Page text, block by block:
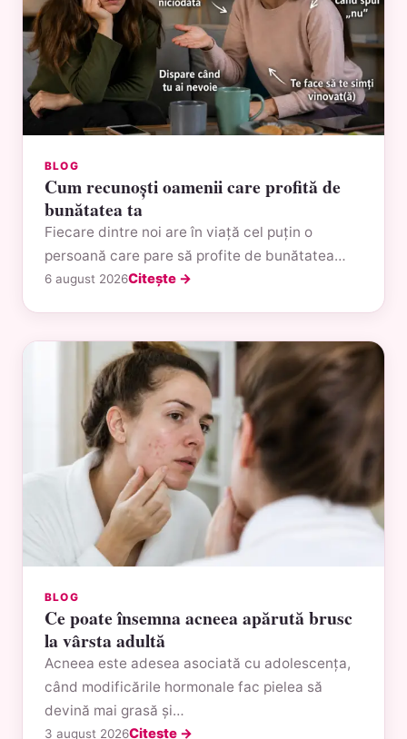
BLOG
Cum recunoști oamenii care profită de
bunătatea ta
Fiecare dintre noi are în viață cel puțin o
persoană care pare să profite de bunătatea…
6 august 2026Citește →
BLOG
Ce poate însemna acneea apărută brusc
la vârsta adultă
Acneea este adesea asociată cu adolescența,
când modificările hormonale fac pielea să
devină mai grasă și…
3 august 2026Citește →